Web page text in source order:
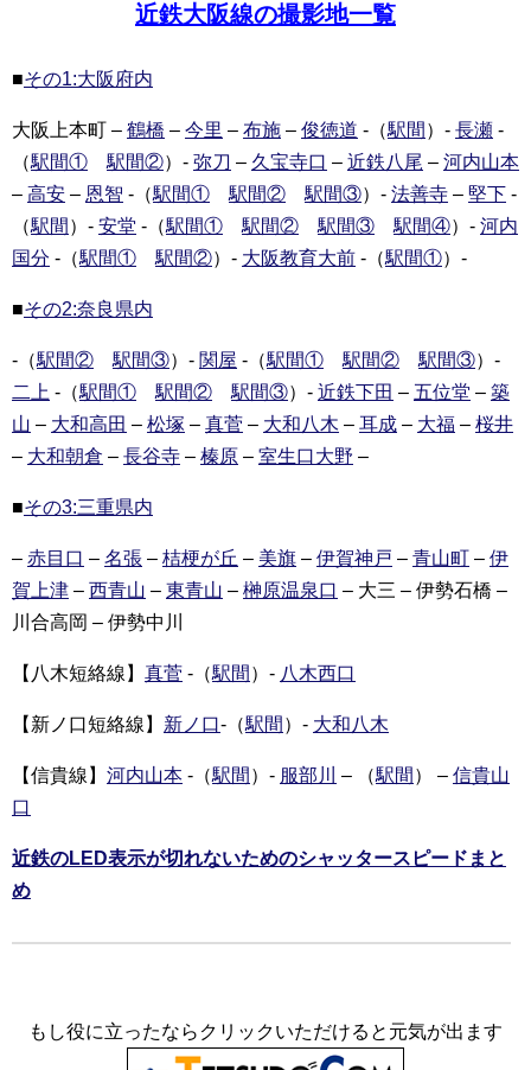
近鉄大阪線の撮影地一覧
■その1:大阪府内
大阪上本町 – 鶴橋 – 今里 – 布施 – 俊徳道 -（駅間 ）- 長瀬 -
（駅間① 駅間②）- 弥刀 – 久宝寺口 – 近鉄八尾 – 河内山本
– 高安 – 恩智 -（駅間① 駅間② 駅間③）- 法善寺 – 堅下 -
（駅間 ）- 安堂 -（駅間① 駅間② 駅間③ 駅間④）- 河内
国分 -（駅間① 駅間②）- 大阪教育大前 -（駅間①）-
■その2:奈良県内
-（駅間② 駅間③）- 関屋 -（駅間① 駅間② 駅間③）-
二上 -（駅間① 駅間② 駅間③）- 近鉄下田 – 五位堂 – 築
山 – 大和高田 – 松塚 – 真菅 – 大和八木 – 耳成 – 大福 – 桜井
– 大和朝倉 – 長谷寺 – 榛原 – 室生口大野 –
■その3:三重県内
– 赤目口 – 名張 – 桔梗が丘 – 美旗 – 伊賀神戸 – 青山町 – 伊
賀上津 – 西青山 – 東青山 – 榊原温泉口 – 大三 – 伊勢石橋 –
川合高岡 – 伊勢中川
【八木短絡線】 真菅 -（駅間 ）- 八木西口
【新ノ口短絡線】 新ノ口-（駅間 ）- 大和八木
【信貴線】 河内山本 -（駅間 ）- 服部川 – （駅間 ） – 信貴山
口
近鉄のLED表示が切れないためのシャッタースピードまと
め
もし役に立ったならクリックいただけると元気が出ます